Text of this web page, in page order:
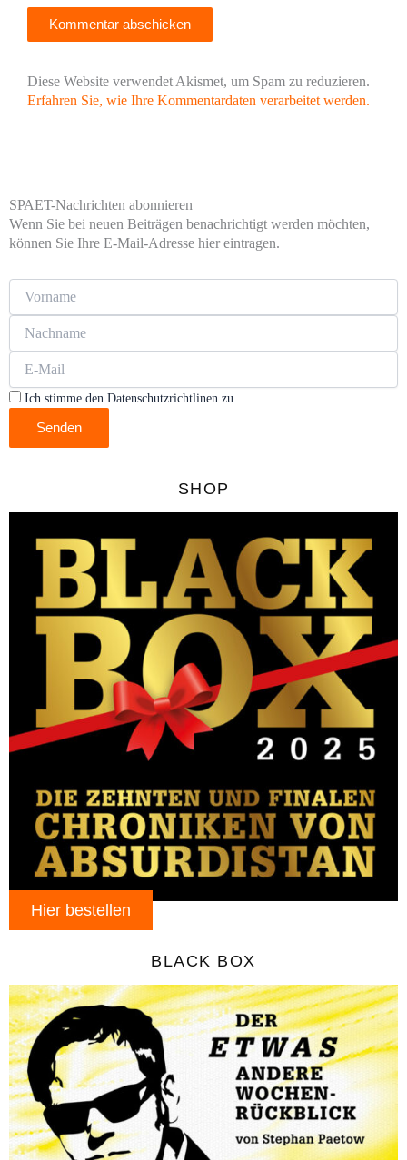
Diese Website verwendet Akismet, um Spam zu reduzieren.
Erfahren Sie, wie Ihre Kommentardaten verarbeitet werden.
SPAET-Nachrichten abonnieren
Wenn Sie bei neuen Beiträgen benachrichtigt werden möchten,
können Sie Ihre E-Mail-Adresse hier eintragen.
Ich stimme den Datenschutzrichtlinen zu.
Senden
SHOP
Hier bestellen
BLACK BOX